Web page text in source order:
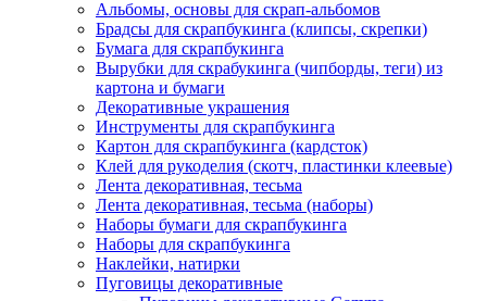
Альбомы, основы для скрап-альбомов
Брадсы для скрапбукинга (клипсы, скрепки)
Бумага для скрапбукинга
Вырубки для скрабукинга (чипборды, теги) из
картона и бумаги
Декоративные украшения
Инструменты для скрапбукинга
Картон для скрапбукинга (кардсток)
Клей для рукоделия (скотч, пластинки клеевые)
Лента декоративная, тесьма
Лента декоративная, тесьма (наборы)
Наборы бумаги для скрапбукинга
Наборы для скрапбукинга
Наклейки, натирки
Пуговицы декоративные